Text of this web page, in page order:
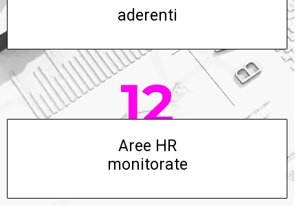
aderenti
12
Aree HR
monitorate